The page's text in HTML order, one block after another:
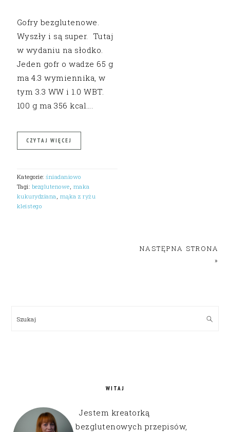
Gofry bezglutenowe.
Wyszły i są super. Tutaj
w wydaniu na słodko.
Jeden gofr o wadze 65 g
ma 4.3 wymiennika, w
tym 3.3 WW i 1.0 WBT.
100 g ma 356 kcal….
CZYTAJ WIĘCEJ
Kategorie:śniadaniowo
Tagi: bezglutenowe maka
kukurydziana mąka z ryżu
kleistego
NASTĘPNA STRONA
»
Szukaj
WITAJ
Jestem kreatorką
bezglutenowych przepisów,